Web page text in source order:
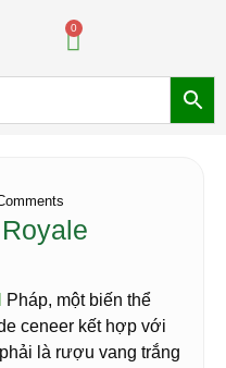
0
Pháp, một biến thể
ceneer kết hợp với
là rượu vang trắng